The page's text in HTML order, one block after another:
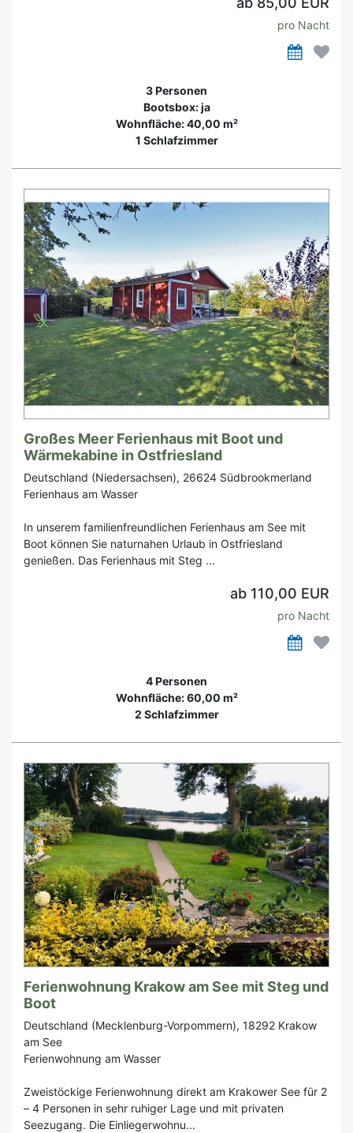
pro Nacht
3 Personen
Bootsbox: ja
Wohnfläche: 40,00 m²
1 Schlafzimmer
Großes Meer Ferienhaus mit Boot und
Wärmekabine in Ostfriesland
Deutschland (Niedersachsen), 26624 Südbrookmerland
Ferienhaus am Wasser
In unserem familienfreundlichen Ferienhaus am See mit
Boot können Sie naturnahen Urlaub in Ostfriesland
genießen. Das Ferienhaus mit Steg ...
ab 110,00 EUR
pro Nacht
4 Personen
Wohnfläche: 60,00 m²
2 Schlafzimmer
Ferienwohnung Krakow am See mit Steg und
Boot
Deutschland (Mecklenburg-Vorpommern), 18292 Krakow
am See
Ferienwohnung am Wasser
Zweistöckige Ferienwohnung direkt am Krakower See für 2
– 4 Personen in sehr ruhiger Lage und mit privaten
Seezugang. Die Einliegerwohnu...